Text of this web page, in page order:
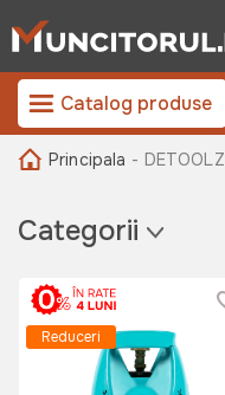
Catalog produse
Principala - DETOOLZ
Categorii
Reduceri